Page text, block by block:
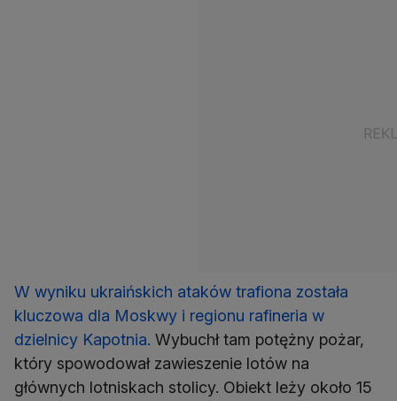
W wyniku ukraińskich ataków trafiona została
kluczowa dla Moskwy i regionu rafineria w
dzielnicy Kapotnia. Wybuchł tam potężny pożar,
który spowodował zawieszenie lotów na
głównych lotniskach stolicy. Obiekt leży około 15